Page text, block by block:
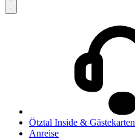
Ötztal Inside & Gästekarten
Anreise